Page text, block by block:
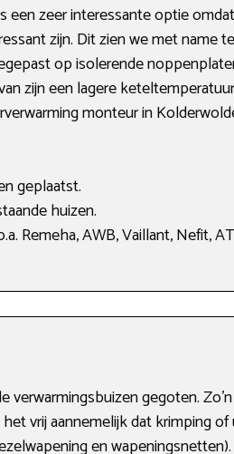
een zeer interessante optie
zijn. Dit zien we met name
op isolerende
zijn een lagere
monteur in
geplaatst.
huizen.
Remeha, AWB, Vaillant, Nefit,
verwarmingsbuizen gegoten.
vrij aannemelijk dat krimping
en